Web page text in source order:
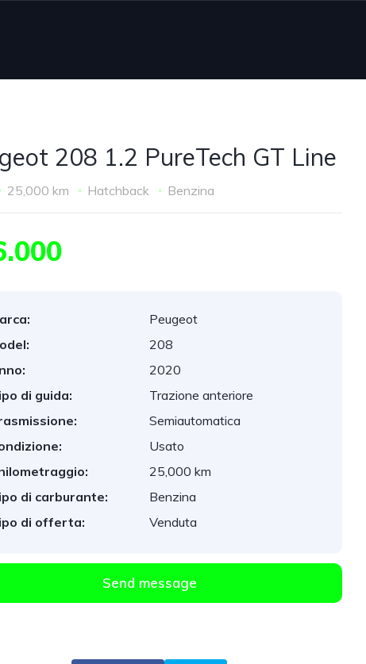
208 1.2 PureTech GT Line
25,000 km Hatchback Benzina
Peugeot
208
2020
di guida:
Trazione anteriore
Semiautomatica
Usato
25,000 km
di carburante:
Benzina
di offerta:
Venduta
Send message